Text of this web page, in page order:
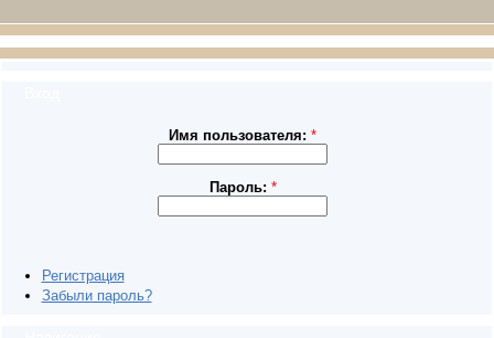
Имя пользователя:*
Пароль: *
Регистрация
Забыли пароль?